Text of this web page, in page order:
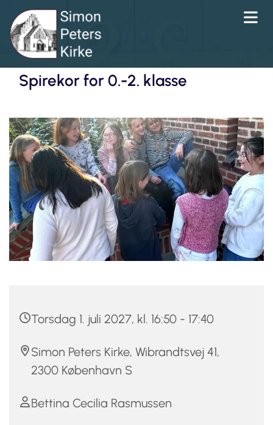
Spirekor for 0.-2. klasse
Torsdag 1. juli 2027, kl. 16:50 - 17:40
Simon Peters Kirke, Wibrandtsvej 41,
2300 København S
Bettina Cecilia Rasmussen